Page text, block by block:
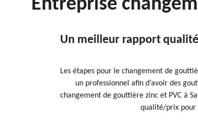
Entreprise
Un meilleur rapport
Les étapes pour le changement de
un professionnel afin d’avoir des
changement de gouttière zinc et PVC à
qualité/prix pour